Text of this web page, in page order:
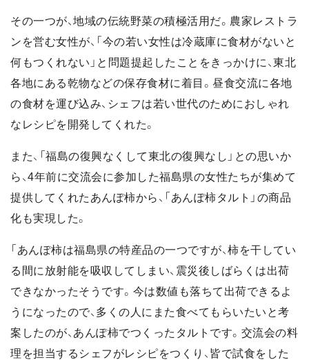
その一つが、地域の伝統野菜の積極活用だ。農家レストラ
ンを営む女性が、「今の若い女性は冷蔵庫に食材がないと
何もつくれない」と問題提起したことをきっかけに、東北
各地にある乾物などの保存食材に着目。昼食交流に各地
の食材を運び込み、シェフは若い世代のためにおしゃれ
なレシピを開発してくれた。
また、「福島の復興なくして東北の復興なし」との思いか
ら、4年前に交流会に参加した福島県の女性たちが集めて
提供してくれたあんぽ柿から、「あんぽ柿タルト」の商品
化も実現した。
「あんぽ柿は福島県の特産品の一つですが、柿を干してい
る間に放射能を吸収してしまい、震災後しばらくは出荷
できなかったそうです。今は数値も落ちて出荷できるよ
うになったので、多くの人にまた食べてもらいたいと考
案したのが、あんぽ柿でつくったタルトです。交流会の料
理を担当するシェフがレシピをつくり、皆で試食をした